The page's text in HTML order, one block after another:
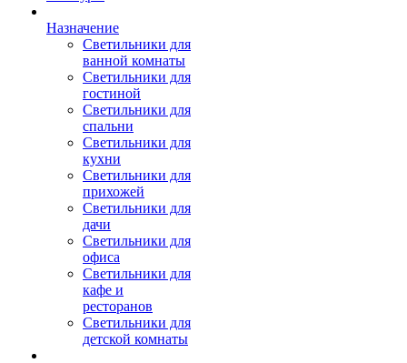
Назначение
Светильники для
ванной комнаты
Светильники для
гостиной
Светильники для
спальни
Светильники для
кухни
Светильники для
прихожей
Светильники для
дачи
Светильники для
офиса
Светильники для
кафе и
ресторанов
Светильники для
детской комнаты